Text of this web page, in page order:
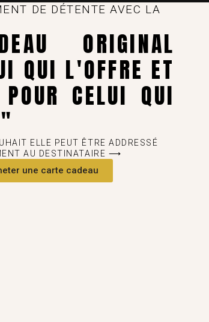
DE DÉTENTE AVEC LA
ORIGINAL
QUI L'OFFRE ET
POUR CELUI QUI
ELLE PEUT ÊTRE ADDRESSÉ
AU DESTINATAIRE ⟶
une carte cadeau